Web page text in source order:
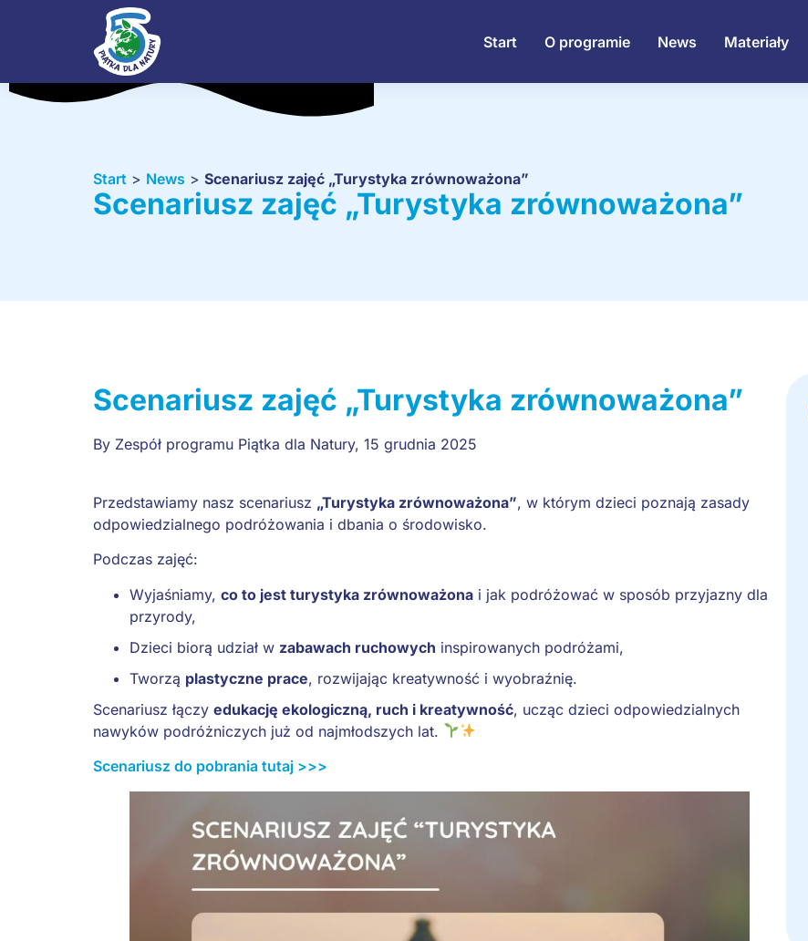
Start O programie News Materiały
Start > News > Scenariusz zajęć „Turystyka zrównoważona”
Scenariusz zajęć „Turystyka zrównoważona”
Scenariusz zajęć „Turystyka zrównoważona”
By Zespół programu Piątka dla Natury, 15 grudnia 2025
Przedstawiamy nasz scenariusz „Turystyka zrównoważona”, w którym dzieci poznają zasady
odpowiedzialnego podróżowania i dbania o środowisko.
Podczas zajęć:
Wyjaśniamy, co to jest turystyka zrównoważona i jak podróżować w sposób przyjazny dla
przyrody,
Dzieci biorą udział w zabawach ruchowych inspirowanych podróżami,
Tworzą plastyczne prace, rozwijając kreatywność i wyobraźnię.
Scenariusz łączy edukację ekologiczną, ruch i kreatywność, ucząc dzieci odpowiedzialnych
nawyków podróżniczych już od najmłodszych lat.
Scenariusz do pobrania tutaj >>>